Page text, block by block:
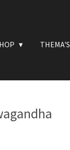
THEMA'S